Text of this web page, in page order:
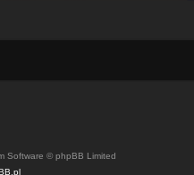
Software © phpBB Limited